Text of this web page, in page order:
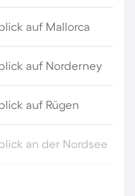
auf Mallorca
auf Norderney
auf Rügen
an der Nordsee
auf Fehmarn